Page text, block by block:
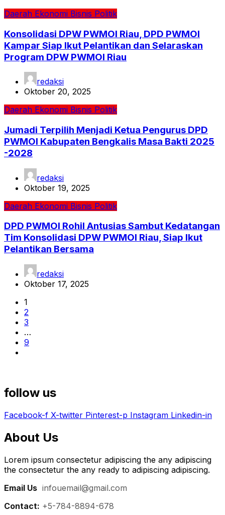
Daerah Ekonomi Bisnis Politik
Konsolidasi DPW PWMOI Riau, DPD PWMOI
Kampar Siap Ikut Pelantikan dan Selaraskan
Program DPW PWMOI Riau
redaksi
Oktober 20, 2025
Daerah Ekonomi Bisnis Politik
Jumadi Terpilih Menjadi Ketua Pengurus DPD
PWMOI Kabupaten Bengkalis Masa Bakti 2025
-2028
redaksi
Oktober 19, 2025
Daerah Ekonomi Bisnis Politik
DPD PWMOI Rohil Antusias Sambut Kedatangan
Tim Konsolidasi DPW PWMOI Riau, Siap Ikut
Pelantikan Bersama
redaksi
Oktober 17, 2025
1
2
3
…
9
follow us
Facebook-f X-twitter Pinterest-p Instagram Linkedin-in
About Us
Lorem ipsum consectetur adipiscing the any adipiscing
the consectetur the any ready to adipiscing adipiscing.
Email Us infouemail@gmail.com
Contact: +5-784-8894-678